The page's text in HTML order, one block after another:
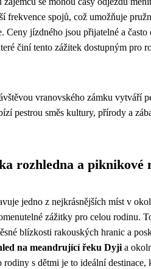
frekvence spojů, což umožňuje
Ceny jízdného jsou přijatelné a často
činí tento zážitek dostupným pro
vranovského zámku vytváří
pestrou směs kultury, přírody a
rozhledna a piknikové
jedno z nejkrásnějších míst v
zážitky pro celou rodinu.
blízkosti rakouských hranic a
na meandrující řeku Dyji a
s dětmi je to ideální destinace,